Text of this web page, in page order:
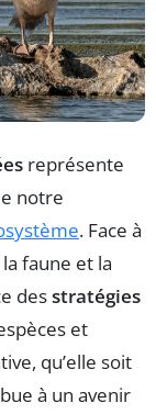
représente
notre
. Face à
faune et la
desstratégies
et
qu’elle soit
à un avenir